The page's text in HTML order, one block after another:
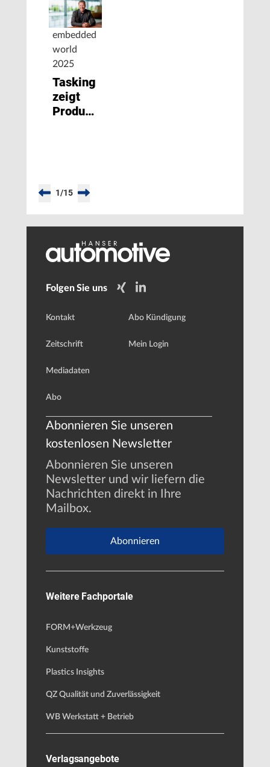
embedded
world
2025
Tasking
zeigt
Produktportfolio
1/15
Folgen Sie uns
Kontakt
Zeitschrift
Mediadaten
Abo
Abo Kündigung
Mein Login
Abonnieren Sie unseren
kostenlosen Newsletter
Abonnieren Sie unseren
Newsletter und wir liefern die
Nachrichten direkt in Ihre
Mailbox.
Abonnieren
Weitere Fachportale
FORM+Werkzeug
Kunststoffe
Plastics Insights
QZ Qualität und Zuverlässigkeit
WB Werkstatt + Betrieb
Verlagsangebote